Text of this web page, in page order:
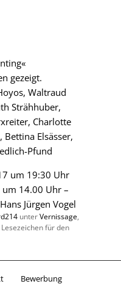
gezeigt.
Waltraud
Strähhuber,
Charlotte
Bettina Elsässer,
Pfund
um 19:30 Uhr
um 14.00 Uhr –
Jürgen Vogel
unterVernissage,
für den
Bewerbung